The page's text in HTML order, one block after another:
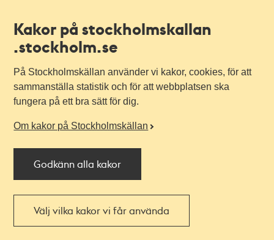
Kakor på stockholmskallan
.stockholm.se
På Stockholmskällan använder vi kakor, cookies, för att
sammanställa statistik och för att webbplatsen ska
fungera på ett bra sätt för dig.
Om kakor på Stockholmskällan
Godkänn alla kakor
Välj vilka kakor vi får använda